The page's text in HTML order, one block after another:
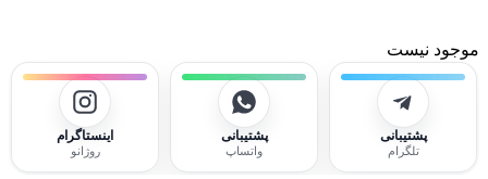
موجود نیست
پشتیبانی
تلگرام
پشتیبانی
واتساپ
اینستاگرام
روژانو